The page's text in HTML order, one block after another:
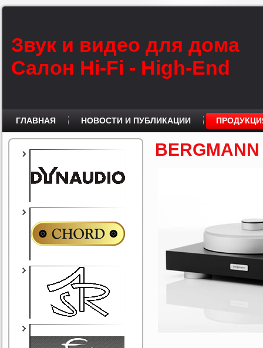
Звук и видео для дома
Салон Hi-Fi - High-End
ГЛАВНАЯ НОВОСТИ И ПУБЛИКАЦИИ
BERGMANN